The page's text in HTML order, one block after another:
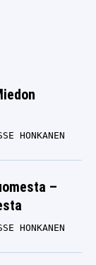
HONKANEN
–
HONKANEN